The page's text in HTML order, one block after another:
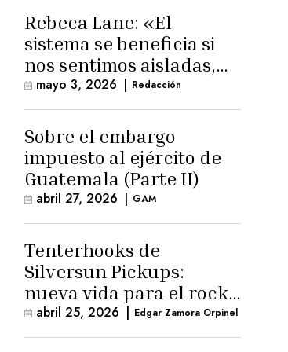
Rebeca Lane: «El
sistema se beneficia si
nos sentimos aisladas,
sin esperanza o espacio
para la ternura»
mayo 3, 2026 | Redacción
Sobre el embargo
impuesto al ejército de
Guatemala (Parte II)
abril 27, 2026 | GAM
Tenterhooks de
Silversun Pickups:
nueva vida para el rock
alternativo
abril 25, 2026 | Edgar Zamora Orpinel